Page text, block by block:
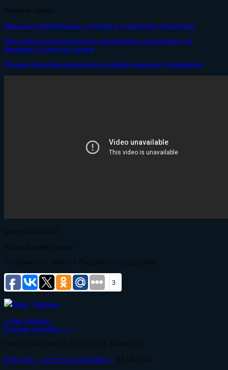
Читайте также :
День всех влюбленных: история и психология праздника
Как создать романтическое настроение и атмосферу 14
февраля: 5 простых шагов
Лучшие способы признаться в любви мужчине 14 февраля
[wpsp id=»5346″]
Ждем Вашей оценки
Понравилась запись? Поделитесь с друзьями
3
Вера
Любовь
« Как создать...
Лучшие способы... »
ОКНО ПОИСКА НА САЙТЕ ПО ЗАПРОСУ
Kick.com — что это за платфор...
01.05.2026